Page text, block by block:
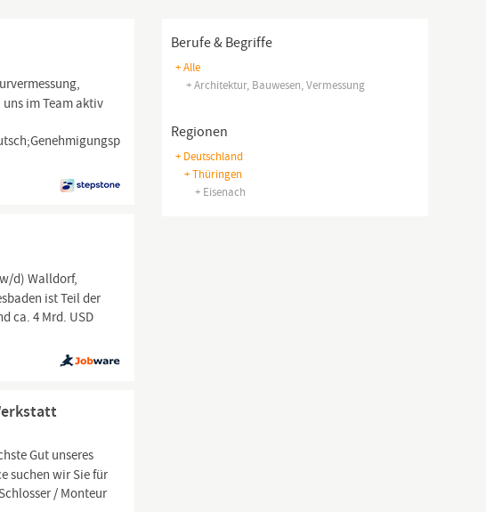
Berufe & Begriffe
+ Alle
+ Architektur, Bauwesen, Vermessung
Regionen
+ Deutschland
+ Thüringen
+ Eisenach
im Team aktiv
d) Walldorf,
ist Teil der
ca. 4 Mrd. USD
Gut unseres
suchen wir Sie für
/ Monteur